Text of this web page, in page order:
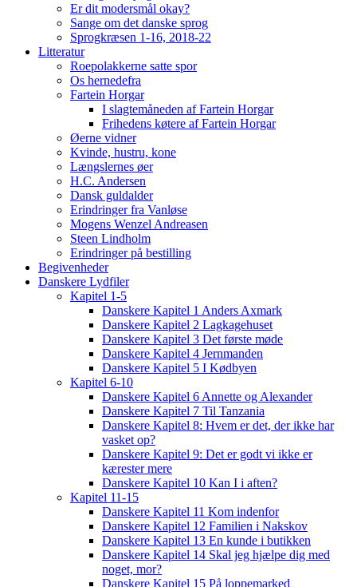
Er dit modersmål okay?
Sange om det danske sprog
Sprogkræsen 1-16, 2018-22
Litteratur
Roepolakkerne satte spor
Os hernedefra
Fartein Horgar
I slagtemåneden af Fartein Horgar
Frihedens køtere af Fartein Horgar
Øerne vidner
Kvinde, hustru, kone
Længslernes øer
H.C. Andersen
Dansk guldalder
Erindringer fra Vanløse
Mogens Wenzel Andreasen
Steen Lindholm
Erindringer på bestilling
Begivenheder
Danskere Lydfiler
Kapitel 1-5
Danskere Kapitel 1 Anders Axmark
Danskere Kapitel 2 Lagkagehuset
Danskere Kapitel 3 Det første møde
Danskere Kapitel 4 Jernmanden
Danskere Kapitel 5 I Kødbyen
Kapitel 6-10
Danskere Kapitel 6 Annette og Alexander
Danskere Kapitel 7 Til Tanzania
Danskere Kapitel 8: Hvem er det, der ikke har
vasket op?
Danskere Kapitel 9: Det er godt vi ikke er
kærester mere
Danskere Kapitel 10 Kan I i aften?
Kapitel 11-15
Danskere Kapitel 11 Kom indenfor
Danskere Kapitel 12 Familien i Nakskov
Danskere Kapitel 13 En kunde i butikken
Danskere Kapitel 14 Skal jeg hjælpe dig med
noget, mor?
Danskere Kapitel 15 På loppemarked